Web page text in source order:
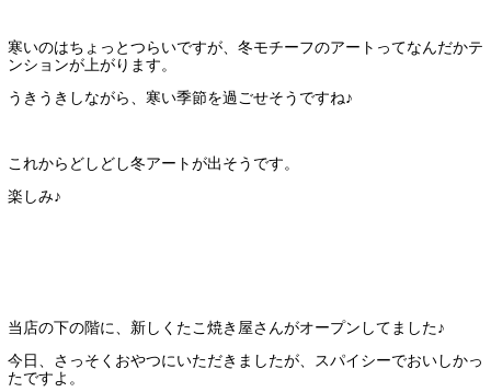
寒いのはちょっとつらいですが、冬モチーフのアートってなんだかテ
ンションが上がります。
うきうきしながら、寒い季節を過ごせそうですね♪
これからどしどし冬アートが出そうです。
楽しみ♪
当店の下の階に、新しくたこ焼き屋さんがオープンしてました♪
今日、さっそくおやつにいただきましたが、スパイシーでおいしかっ
たですよ。